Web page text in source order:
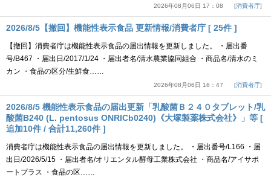
2026年08月06日 17：08 消費者庁
2026/8/5【撤回】機能性表示食品 更新情報/消費者庁 [ 25件 ]
【撤回】消費者庁は機能性表示食品の届出情報を更新しました。 ・届出番
号/B467 ・届出日/2017/1/24 ・届出者名/清水農業協同組合 ・商品名/清水のミ
カン ・食品の区分/生鮮食……
2026年08月06日 16：47 消費者庁
2026/8/5 機能性表示食品の届出更新「乳酸菌Ｂ２４０タブレット/乳
酸菌B240 (L. pentosus ONRICb0240)《大塚製薬株式会社》」等 [
追加10件 / 合計11,260件 ]
消費者庁は機能性表示食品の届出情報を更新しました。 ・届出番号/L166 ・届
出日/2026/5/15 ・届出者名/オリエンタル酵母工業株式会社 ・商品名/アイサポ
ートプラス ・食品の区……